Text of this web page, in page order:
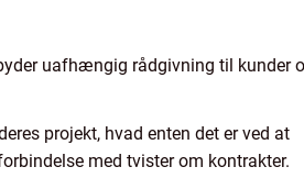
uafhængig rådgivning til kunder
projekt, hvad enten det er ved at
med tvister om kontrakter.